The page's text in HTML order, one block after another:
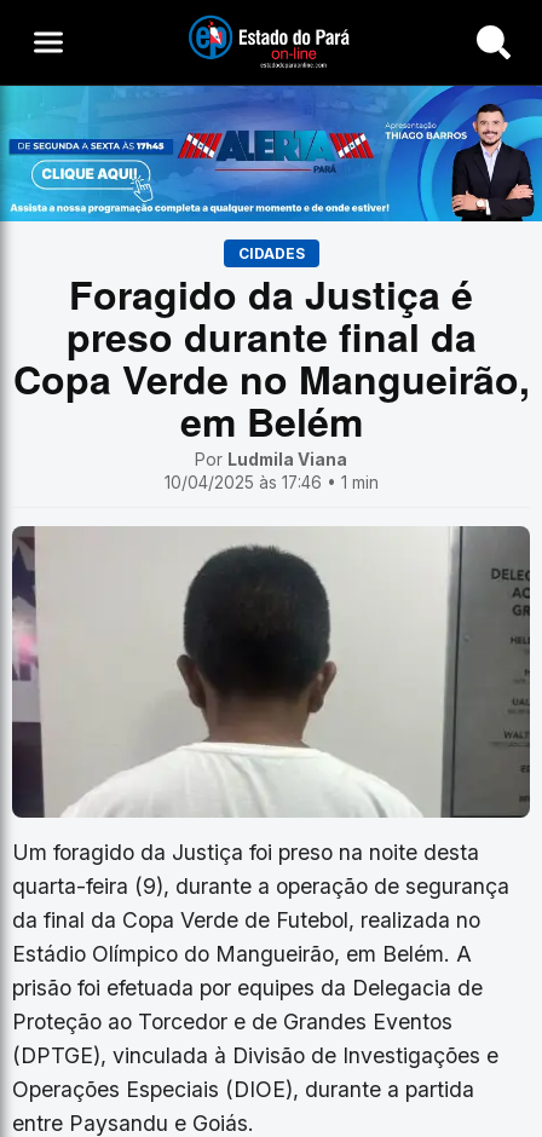
Buscar
CIDADES
Foragido da Justiça é
preso durante final da
Copa Verde no Mangueirão,
em Belém
Por Ludmila Viana
10/04/2025 às 17:46 • 1 min
Um foragido da Justiça foi preso na noite desta
quarta-feira (9), durante a operação de segurança
da final da Copa Verde de Futebol, realizada no
Estádio Olímpico do Mangueirão, em Belém. A
prisão foi efetuada por equipes da Delegacia de
Proteção ao Torcedor e de Grandes Eventos
(DPTGE), vinculada à Divisão de Investigações e
Operações Especiais (DIOE), durante a partida
entre Paysandu e Goiás.